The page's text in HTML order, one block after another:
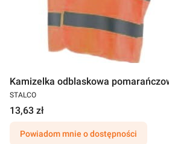
Kamizelka odblaskowa
STALCO
13,63 zł
Powiadom mnie o dostępności